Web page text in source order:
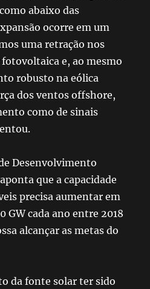
abaixo das
ocorre em um
uma retração nos
e, ao mesmo
robusto na eólica
dos ventos offshore,
como de sinais
Desenvolvimento
que a capacidade
precisa aumentar em
GW cada ano entre 2018
alcançar as metas do
da fonte solar ter sido